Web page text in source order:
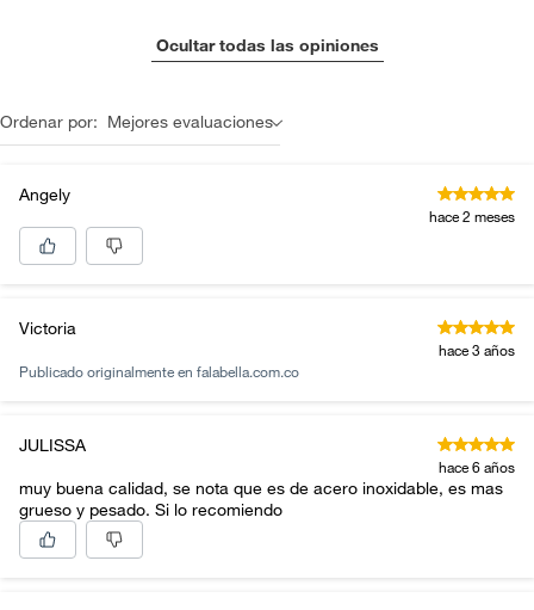
Ocultar todas las opiniones
Ordenar por: Mejores evaluaciones
Angely
hace 2 meses
Victoria
hace 3 años
Publicado originalmente en falabella.com.co
JULISSA
hace 6 años
muy buena calidad, se nota que es de acero inoxidable, es mas
grueso y pesado. Si lo recomiendo